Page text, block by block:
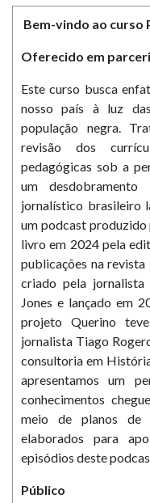
Bem-vindo ao curso
Oferecido em
Este curso busca
nosso país à luz
população negra.
revisão dos
pedagógicas sob a
um
jornalístico brasileiro
um podcast
livro em 2024 pela
publicações na revista
criado pela jornalista
Jones e lançado em
projeto Querino
jornalista Tiago
consultoria em
apresentamos um
conhecimentos
meio de planos de
elaborados para
episódios deste
Público